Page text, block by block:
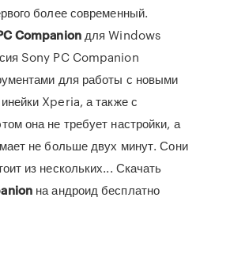
более современный.
Companionдля Windows
Sony PC Companion
для работы с новыми
Xperia, а также с
она не требует настройки, а
не больше двух минут. Сони
из нескольких... Скачать
на андроид бесплатно